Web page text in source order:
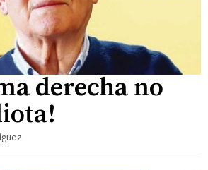
derecha no